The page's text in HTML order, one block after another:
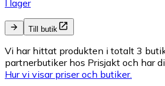
I lager
Till butik
Vi har hittat produkten i totalt 3
partnerbutiker hos Prisjakt och har
Hur vi visar priser och butiker.